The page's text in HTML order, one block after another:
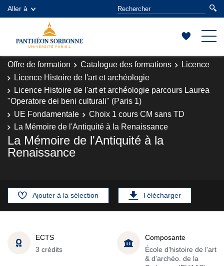
Aller à
Offre de formation Catalogue des formations
Licence
Licence Histoire de l'art et archéologie
Licence Histoire de l'art et archéologie parcours Laurea
"Operatore dei beni culturali" (Paris 1)
UE Fondamentale
Choix 1 cours CM sans TD
La Mémoire de l'Antiquité à la Renaissance
La Mémoire de l'Antiquité à la
Renaissance
Ajouter à la sélection Télécharger
ECTS
3 crédits
Composante
École d'histoire de l'art
& d'archéo. de la